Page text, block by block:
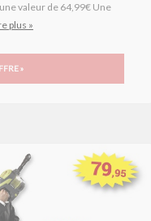
valeur de 64,99€ Une
plus »
»